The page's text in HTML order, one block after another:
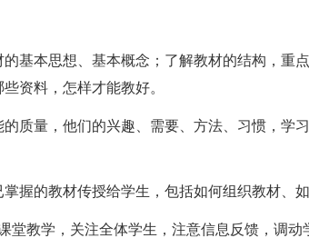
基本思想、基本概念；了解教材的结构，重
资料，怎样才能教好。
质量，他们的兴趣、需要、方法、习惯，学
握的教材传授给学生，包括如何组织教材、如
堂教学，关注全体学生，注意信息反馈，调动